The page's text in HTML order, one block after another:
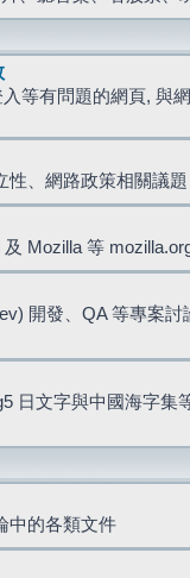
等有問題的網頁, 與
性、網路政策相關議題
Mozilla 等
開發、QA 等專案討
日文字與中國海字集
中的各類文件